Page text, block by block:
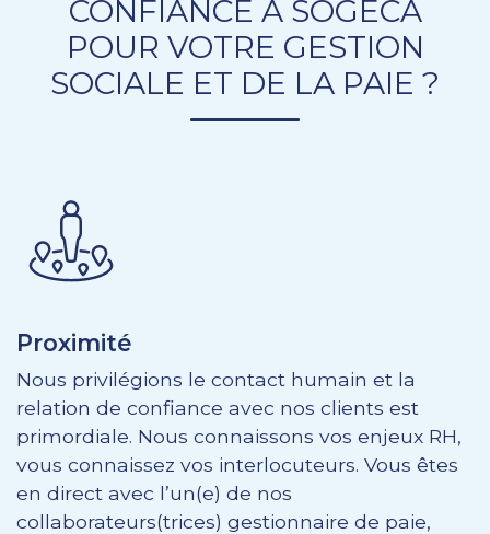
CONFIANCE À SOGECA
POUR VOTRE GESTION
SOCIALE ET DE LA PAIE ?
Proximité
Nous privilégions le contact humain et la
relation de confiance avec nos clients est
primordiale. Nous connaissons vos enjeux RH,
vous connaissez vos interlocuteurs. Vous êtes
en direct avec l’un(e) de nos
collaborateurs(trices) gestionnaire de paie,